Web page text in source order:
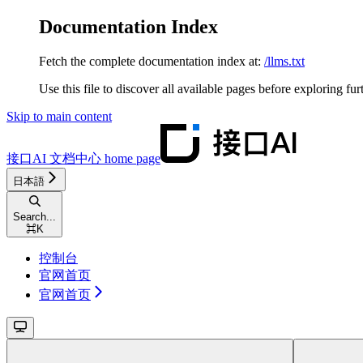
Documentation Index
Fetch the complete documentation index at: /llms.txt
Use this file to discover all available pages before exploring
Skip to main content
接口AI 文档中心 home page
日本語
Search...
⌘K
控制台
官网首页
官网首页